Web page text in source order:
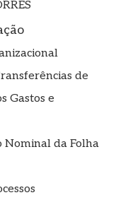
de
Gastos e
da Folha